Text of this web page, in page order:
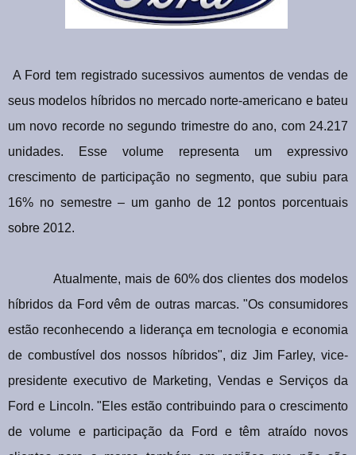
A Ford tem registrado sucessivos aumentos de vendas de
seus modelos híbridos no mercado norte-americano e bateu
um novo recorde no segundo trimestre do ano, com 24.217
unidades. Esse volume representa um expressivo
crescimento de participação no segmento, que subiu para
16% no semestre – um ganho de 12 pontos porcentuais
sobre 2012.
Atualmente, mais de 60% dos clientes dos modelos
híbridos da Ford vêm de outras marcas. "Os consumidores
estão reconhecendo a liderança em tecnologia e economia
de combustível dos nossos híbridos", diz Jim Farley, vice-
presidente executivo de Marketing, Vendas e Serviços da
Ford e Lincoln. "Eles estão contribuindo para o crescimento
de volume e participação da Ford e têm atraído novos